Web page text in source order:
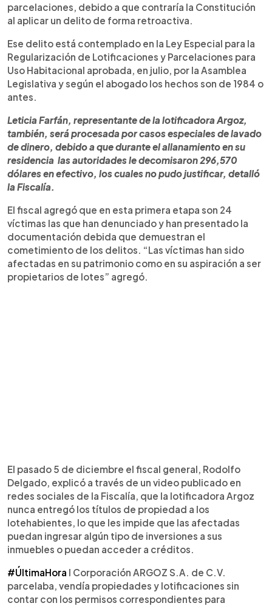
parcelaciones, debido a que contraría la Constitución
al aplicar un delito de forma retroactiva.
Ese delito está contemplado en la Ley Especial para la
Regularización de Lotificaciones y Parcelaciones para
Uso Habitacional aprobada, en julio, por la Asamblea
Legislativa y según el abogado los hechos son de 1984 o
antes.
Leticia Farfán, representante de la lotificadora Argoz,
también, será procesada por casos especiales de lavado
de dinero, debido a que durante el allanamiento en su
residencia las autoridades le decomisaron 296,570
dólares en efectivo, los cuales no pudo justificar, detalló
la Fiscalía.
El fiscal agregó que en esta primera etapa son 24
víctimas las que han denunciado y han presentado la
documentación debida que demuestran el
cometimiento de los delitos. “Las víctimas han sido
afectadas en su patrimonio como en su aspiración a ser
propietarios de lotes” agregó.
El pasado 5 de diciembre el fiscal general, Rodolfo
Delgado, explicó a través de un video publicado en
redes sociales de la Fiscalía, que la lotificadora Argoz
nunca entregó los títulos de propiedad a los
lotehabientes, lo que les impide que las afectadas
puedan ingresar algún tipo de inversiones a sus
inmuebles o puedan acceder a créditos.
#ÚltimaHora I Corporación ARGOZ S.A. de C.V.
parcelaba, vendía propiedades y lotificaciones sin
contar con los permisos correspondientes para